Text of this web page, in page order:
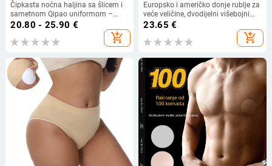
Čipkasta noćna haljina sa šlicem i
sametnom Qipao uniformom –
zavodljiv set donjeg rublja
20.80 - 25.90 €
add_shopping_cart
Europsko i američko donje rublje za
veće veličine, dvodijelni višebojni
veliki grudnjak s čeličnim
prstenovima, push-up grudnjak od
čiste čipke, plus size
23.65 €
add_shopping_cart